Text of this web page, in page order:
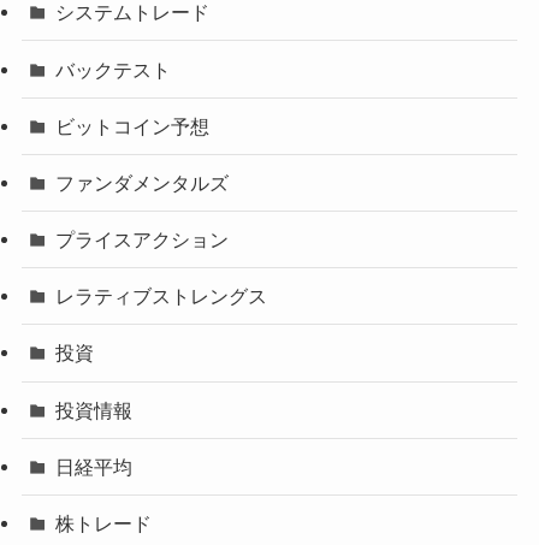
システムトレード
バックテスト
ビットコイン予想
ファンダメンタルズ
プライスアクション
レラティブストレングス
投資
投資情報
日経平均
株トレード